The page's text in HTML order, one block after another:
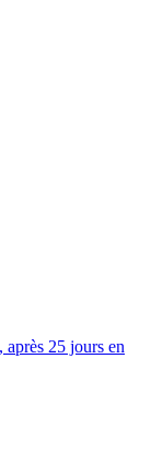
après 25 jours en